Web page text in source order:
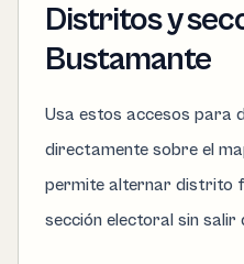
Distritos y
Bustamante
Usa estos accesos para
directamente sobre el
permite alternar distrito
sección electoral sin salir